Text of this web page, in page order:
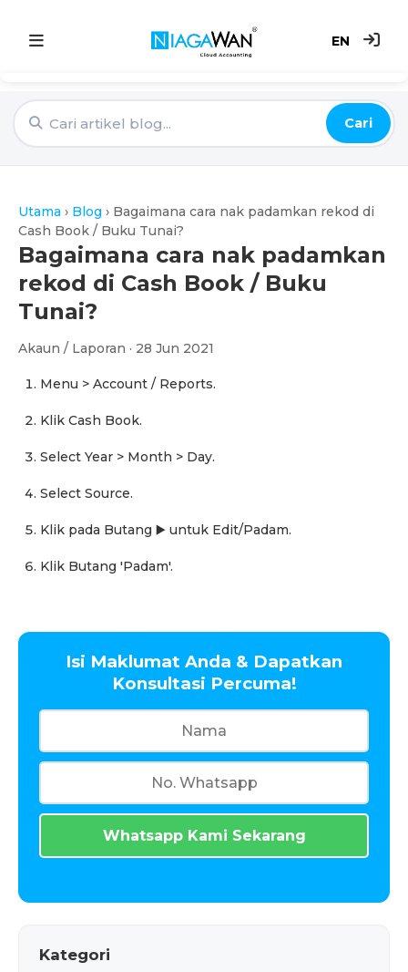
EN
e-Invoice
Harga
Blog
Cari
Utama › Blog › Bagaimana cara nak padamkan rekod di
Cash Book / Buku Tunai?
Bagaimana cara nak padamkan
rekod di Cash Book / Buku
Tunai?
Akaun / Laporan · 28 Jun 2021
Menu > Account / Reports.
Klik Cash Book.
Select Year > Month > Day.
Select Source.
Klik pada Butang ▶️ untuk Edit/Padam.
Klik Butang 'Padam'.
Isi Maklumat Anda & Dapatkan
Konsultasi Percuma!
Whatsapp Kami Sekarang
Kategori